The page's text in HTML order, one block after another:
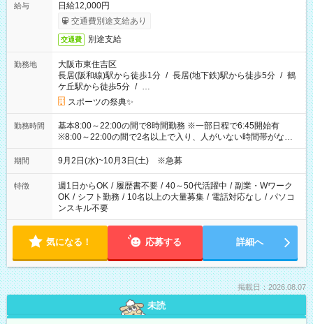
給与
日給12,000円
交通費別途支給あり
交通費 別途支給
勤務地
大阪市東住吉区
長居(阪和線)駅から徒歩1分 / 長居(地下鉄)駅から徒歩5分 / 鶴
ケ丘駅から徒歩5分 / …
スポーツの祭典✨
勤務時間
基本8:00～22:00の間で8時間勤務 ※一部日程で6:45開始有
※8:00～22:00の間で2名以上で入り、人がいない時間帯がない
ように相方と時間を分け合うイメージです
期間 9月2日(水)~10月3日(土) ※急募
特徴 週1日からOK / 履歴書不要 / 40～50代活躍中 / 副業・Wワーク
OK / シフト勤務 / 10名以上の大量募集 / 電話対応なし / パソコ
ンスキル不要
気になる！ 応募する 詳細へ
掲載日：2026.08.07
未読